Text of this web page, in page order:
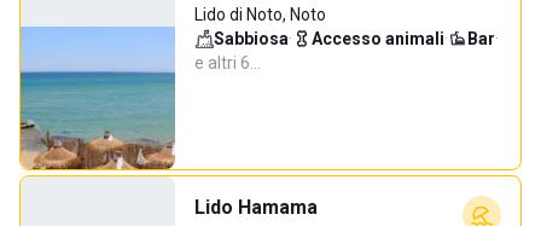
Lido di Noto, Noto
Sabbiosa· Accesso animali· Bar·
e altri 6…
Lido Hamama